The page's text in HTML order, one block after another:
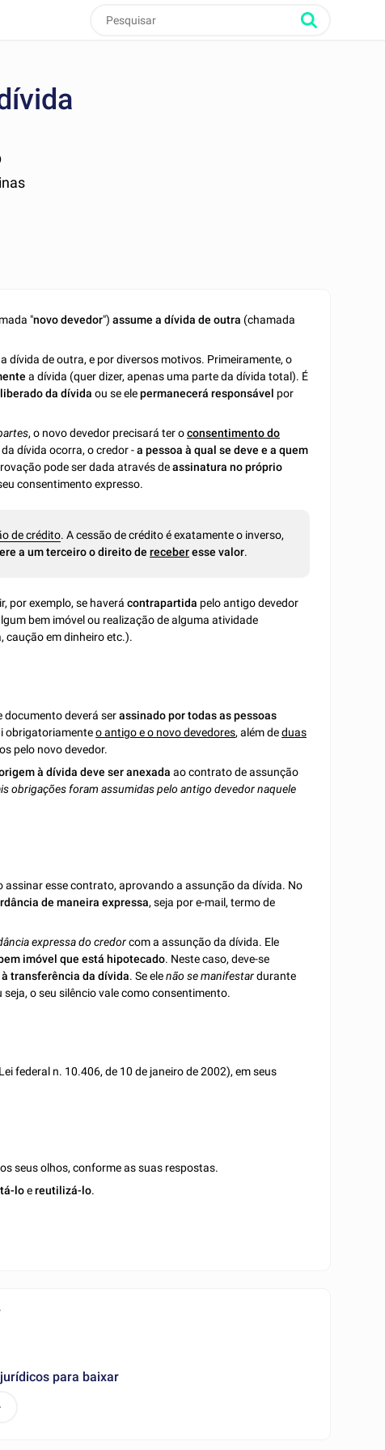
"novo devedor")assume a dívida de outra (chamada
dívida de outra, e por diversos motivos. Primeiramente, o
a dívida (quer dizer, apenas uma parte da dívida total). É
da dívida ou se elepermanecerá responsável por
, o novo devedor precisará ter oconsentimento do
dívida ocorra, o credor -a pessoa à qual se deve e a quem
pode ser dada através deassinatura no próprio
consentimento expresso.
de crédito. A cessão de crédito é exatamente o inverso,
a um terceiro o direito dereceberesse valor.
por exemplo, se haverácontrapartida pelo antigo devedor
bem imóvel ou realização de alguma atividade
caução em dinheiro etc.).
documento deverá serassinado por todas as pessoas
obrigatoriamenteo antigo e o novo devedores, além deduas
pelo novo devedor.
à dívida deve ser anexada ao contrato de assunção
obrigações foram assumidas pelo antigo devedor naquele
assinar esse contrato, aprovando a assunção da dívida. No
de maneira expressa, seja por e-mail, termo de
expressa do credorcom a assunção da dívida. Ele
imóvel que está hipotecado. Neste caso, deve-se
transferência da dívida. Se elenão se manifestardurante
seja, o seu silêncio vale como consentimento.
federal n. 10.406, de 10 de janeiro de 2002), em seus
seus olhos, conforme as suas respostas.
loereutilizá-lo.
para baixar